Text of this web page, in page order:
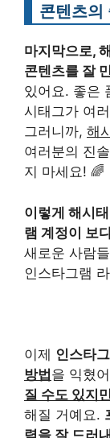
콘텐츠의
마지막으로,
콘텐츠를 잘
있어요. 좋은
시태그가 여
그러니까, 해
여러분의 진
지 마세요! 🌈
이렇게 해시
램 계정이 보
새로운 사람
인스타그램
이제 인스타
방법을 익혔
질 수도 있지
해질 거예요.
력을 잘 드러